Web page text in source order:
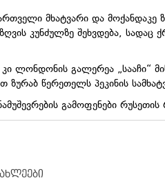
მხატვარი და
კუნძულზე შეხვდება, სადაც
ლონდონის გალერეა „სააჩი“
ზურაბ წერეთელს პეკინის
გამოფენები